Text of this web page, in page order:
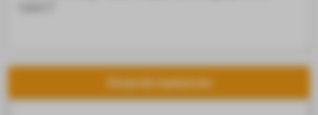
Gesprek inplannen